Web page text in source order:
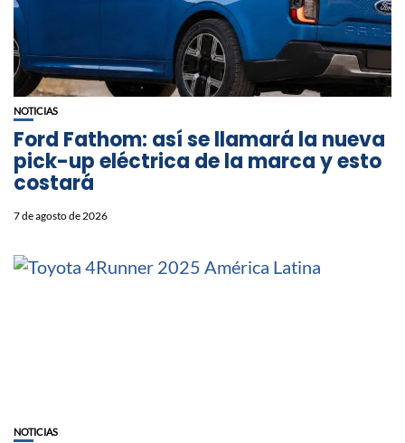
NOTICIAS
Ford Fathom: así se llamará la nueva
pick-up eléctrica de la marca y esto
costará
7 de agosto de 2026
NOTICIAS